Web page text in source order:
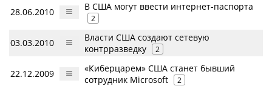
28.06.2010 В США могут ввести интернет-паспорта
2
03.03.2010
Власти США создают сетевую
контрразведку
2
22.12.2009
«Киберцарем» США станет бывший
сотрудник Microsoft
2